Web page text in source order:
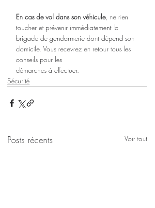
En cas de vol dans son véhicule, ne rien
toucher et prévenir immédiatement la
brigade de gendarmerie dont dépend son
domicile. Vous recevrez en retour tous les
conseils pour les
démarches à effectuer.
Sécurité
Posts récents Voir tout